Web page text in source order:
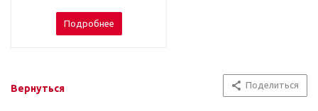
Подробнее
Вернуться Поделиться